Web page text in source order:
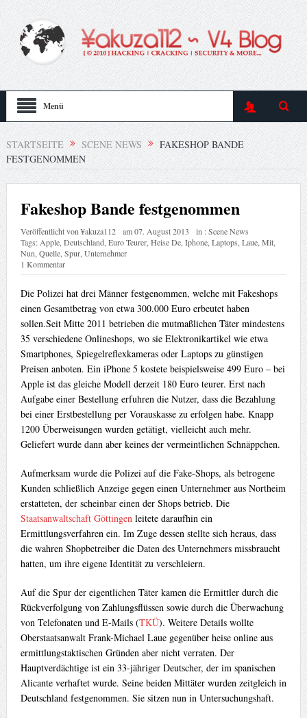
Menü
STARTSEITE SCENE NEWS
FAKESHOP BANDE
FESTGENOMMEN
Fakeshop Bande festgenommen
Veröffentlicht von¥akuza112 am07. August 2013 in :Scene News
Tags: Apple, Deutschland, Euro Teurer, Heise De, Iphone, Laptops Laue, Mit,
Nun Quelle, Spur, Unternehmer
1 Kommentar
Die Polizei hat drei Männer festgenommen, welche mit Fakeshops
einen Gesamtbetrag von etwa 300.000 Euro erbeutet haben
sollen.Seit Mitte 2011 betrieben die mutmaßlichen Täter mindestens
35 verschiedene Onlineshops, wo sie Elektronikartikel wie etwa
Smartphones, Spiegelreflexkameras oder Laptops zu günstigen
Preisen anboten. Ein iPhone 5 kostete beispielsweise 499 Euro – bei
Apple ist das gleiche Modell derzeit 180 Euro teurer. Erst nach
Aufgabe einer Bestellung erfuhren die Nutzer, dass die Bezahlung
bei einer Erstbestellung per Vorauskasse zu erfolgen habe. Knapp
1200 Überweisungen wurden getätigt, vielleicht auch mehr.
Geliefert wurde dann aber keines der vermeintlichen Schnäppchen.
Aufmerksam wurde die Polizei auf die Fake-Shops, als betrogene
Kunden schließlich Anzeige gegen einen Unternehmer aus Northeim
erstatteten, der scheinbar einen der Shops betrieb. Die
Staatsanwaltschaft Göttingenleitete daraufhin ein
Ermittlungsverfahren ein. Im Zuge dessen stellte sich heraus, dass
die wahren Shopbetreiber die Daten des Unternehmers missbraucht
hatten, um ihre eigene Identität zu verschleiern.
Auf die Spur der eigentlichen Täter kamen die Ermittler durch die
Rückverfolgung von Zahlungsflüssen sowie durch die Überwachung
von Telefonaten und E-Mails (TKÜ). Weitere Details wollte
Oberstaatsanwalt Frank-Michael Laue gegenüber heise online aus
ermittlungstaktischen Gründen aber nicht verraten. Der
Hauptverdächtige ist ein 33-jähriger Deutscher, der im spanischen
Alicante verhaftet wurde. Seine beiden Mittäter wurden zeitgleich in
Deutschland festgenommen. Sie sitzen nun in Untersuchungshaft.